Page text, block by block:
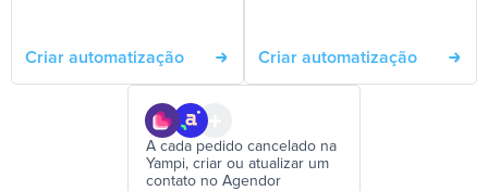
Criar automatização Criar automatização
A cada pedido cancelado na
Yampi, criar ou atualizar um
contato no Agendor